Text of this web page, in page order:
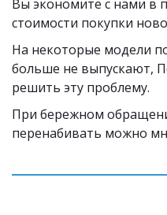
Вы экономите с нами в
стоимости покупки
На некоторые модели
больше не выпускают,
решить эту проблему.
При бережном
перенабивать можно